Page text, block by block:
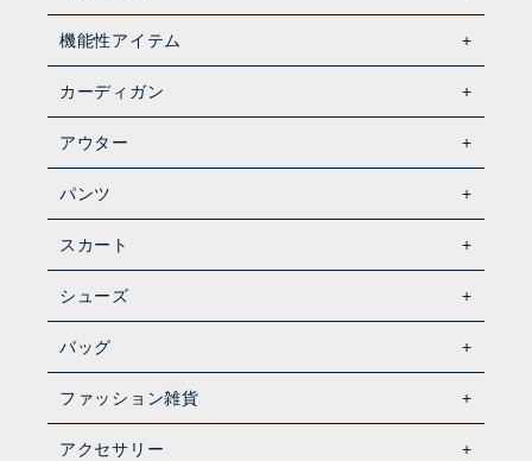
機能性アイテム
カーディガン
アウター
パンツ
スカート
シューズ
バッグ
ファッション雑貨
アクセサリー